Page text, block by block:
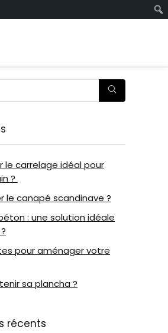
le carrelage idéal pour
?
le canapé scandinave ?
: une solution idéale
pour aménager votre
sa plancha ?
récents